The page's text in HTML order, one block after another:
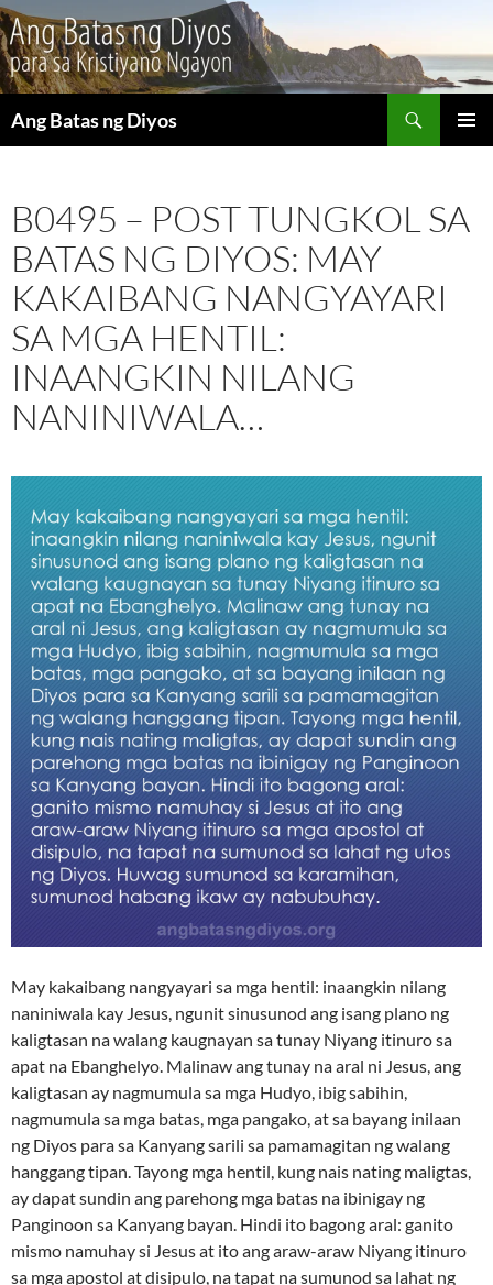
Ang Batas ng Diyos
B0495 – POST TUNGKOL SA
BATAS NG DIYOS: MAY
KAKAIBANG NANGYAYARI
SA MGA HENTIL:
INAANGKIN NILANG
NANINIWALA…
May kakaibang nangyayari sa mga hentil: inaangkin nilang
naniniwala kay Jesus, ngunit sinusunod ang isang plano ng
kaligtasan na walang kaugnayan sa tunay Niyang itinuro sa
apat na Ebanghelyo. Malinaw ang tunay na aral ni Jesus, ang
kaligtasan ay nagmumula sa mga Hudyo, ibig sabihin,
nagmumula sa mga batas, mga pangako, at sa bayang inilaan
ng Diyos para sa Kanyang sarili sa pamamagitan ng walang
hanggang tipan. Tayong mga hentil, kung nais nating maligtas,
ay dapat sundin ang parehong mga batas na ibinigay ng
Panginoon sa Kanyang bayan. Hindi ito bagong aral: ganito
mismo namuhay si Jesus at ito ang araw-araw Niyang itinuro
sa mga apostol at disipulo, na tapat na sumunod sa lahat ng